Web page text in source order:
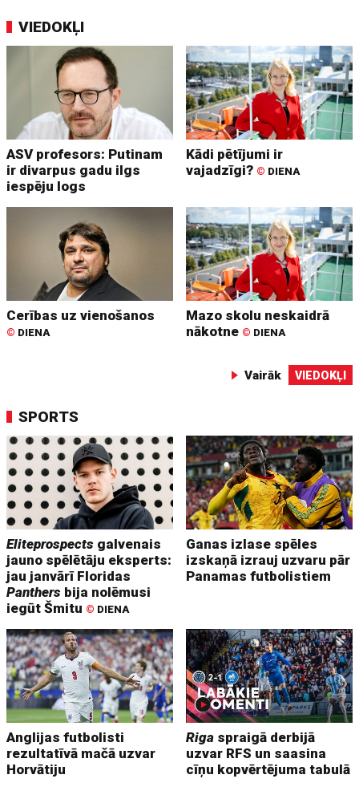
VIEDOKĻI
ASV profesors: Putinam
ir divarpus gadu ilgs
iespēju logs
Kādi pētījumi ir
vajadzīgi? © DIENA
Cerības uz vienošanos
© DIENA
Mazo skolu neskaidrā
nākotne © DIENA
Vairāk VIEDOKĻI
SPORTS
Eliteprospects galvenais
jauno spēlētāju eksperts:
jau janvārī Floridas
Panthers bija nolēmusi
iegūt Šmitu © DIENA
Ganas izlase spēles
izskaņā izrauj uzvaru pār
Panamas futbolistiem
Anglijas futbolisti
rezultatīvā mačā uzvar
Horvātiju
Riga spraigā derbijā
uzvar RFS un saasina
cīņu kopvērtējuma tabulā